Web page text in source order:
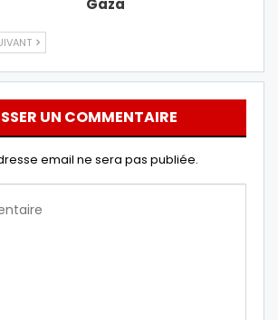
Gaza
UN COMMENTAIRE
email ne sera pas publiée.